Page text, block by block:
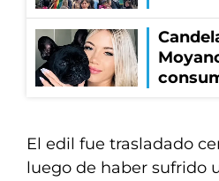
El edil fue trasladado
luego de haber sufrido